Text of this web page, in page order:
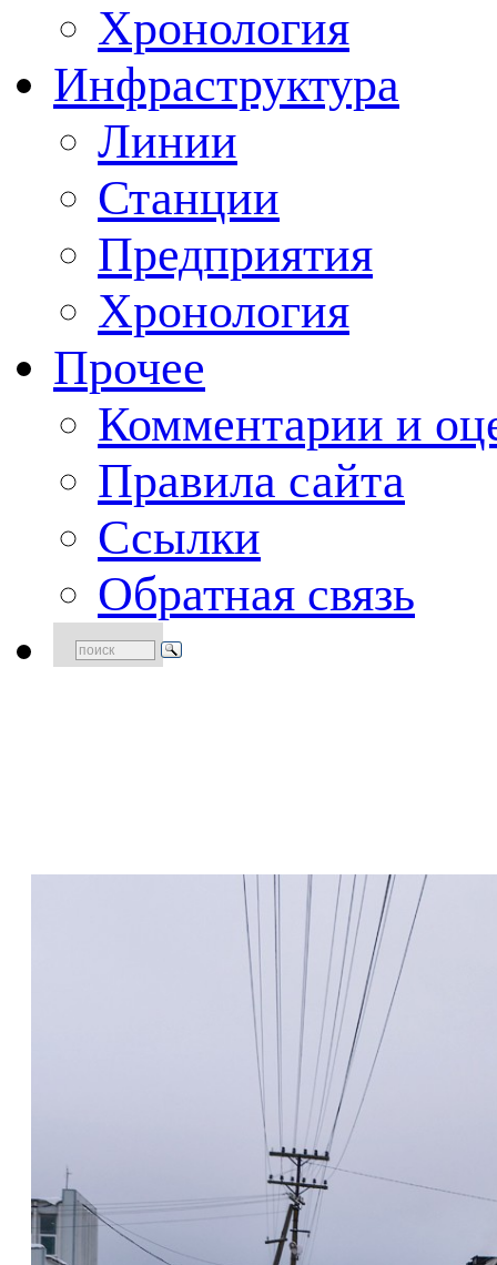
Хронология
Инфраструктура
Линии
Станции
Предприятия
Хронология
Прочее
Комментарии и
Правила сайта
Ссылки
Обратная связь